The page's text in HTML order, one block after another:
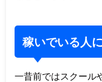
稼いでいる人
一昔前ではスクール